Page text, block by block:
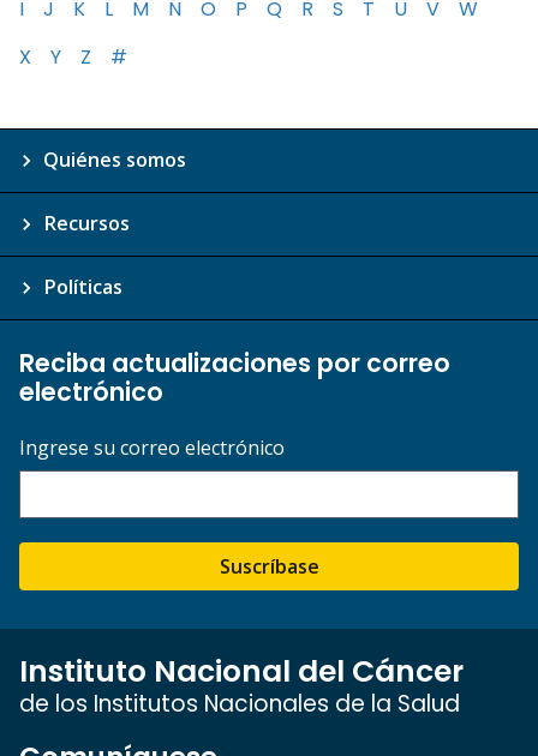
I
J K L M N O P Q R S T U V
W
X
Y Z #
Quiénes somos
Recursos
Políticas
Reciba actualizaciones por correo
electrónico
Ingrese su correo electrónico
Suscríbase
Instituto Nacional del Cáncer
de los Institutos Nacionales de la Salud